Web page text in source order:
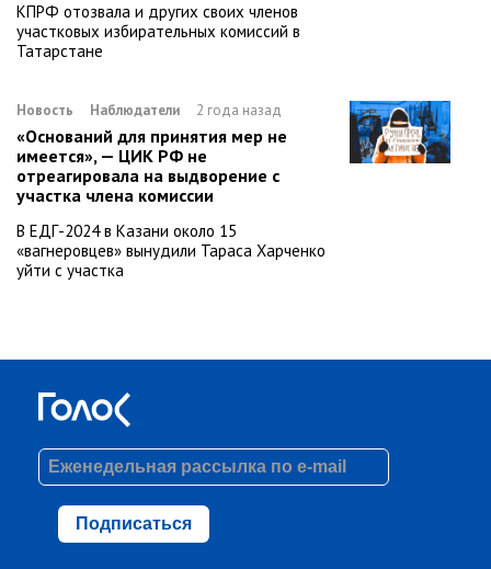
КПРФ отозвала и других своих членов
участковых избирательных комиссий в
Татарстане
Новость Наблюдатели 2 года назад
«Оснований для принятия мер не
имеется», — ЦИК РФ не
отреагировала на выдворение с
участка члена комиссии
В ЕДГ-2024 в Казани около 15
«вагнеровцев» вынудили Тараса Харченко
уйти с участка
Подписаться